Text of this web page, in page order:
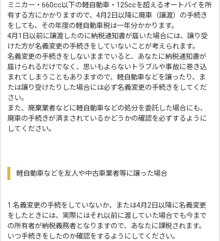
ミニカー・660cc以下の軽自動車・125ccを超えるオートバイを所
有する方にかかりますので、4月2日以降に廃車（譲渡）の手続き
をしても、その年度の軽自動車税は一年分かかります。
4月1日以前に譲渡したのに納税通知書が届いた場合には、譲り受
けた方が名義変更の手続きをしていないことが考えられます。
名義変更の手続きをしないままでいると、あなたに納税通知書が
届けられるだけでなく、思いもよらないトラブルや事故に巻き込
まれてしまうこともありますので、軽自動車などを譲ったり、ま
たは譲り受けたりした場合には必ず名義変更の手続きをしてくだ
さい。
また、廃棄業者などに軽自動車などの処分を委託した場合にも、
廃車の手続きが済まされているかどうかの確認を必ずするように
してください。
軽自動車などを友人や中古車業者等に譲った場合
1.名義変更の手続をしていないか、または4月2日以降に名義変更
をしたときには、実際にはそれ以前に渡していた場合でも今まで
の所有者が納税義務者となりますので、あなたに課税されます。
いつ手続きをしたのか確認をするようにしてください。